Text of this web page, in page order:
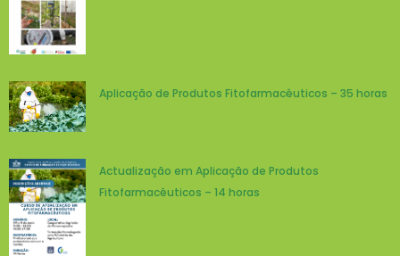
Aplicação de Produtos Fitofarmacêuticos – 35 horas
Actualização em Aplicação de Produtos
Fitofarmacêuticos – 14 horas